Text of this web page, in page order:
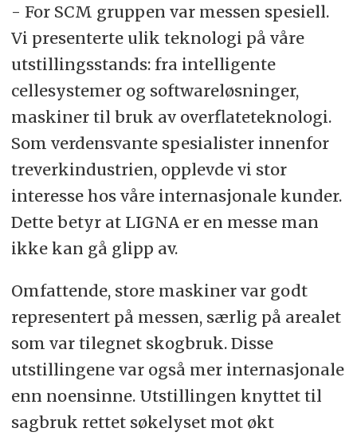
- For SCM gruppen var messen spesiell.
Vi presenterte ulik teknologi på våre
utstillingsstands: fra intelligente
cellesystemer og softwareløsninger,
maskiner til bruk av overflateteknologi.
Som verdensvante spesialister innenfor
treverkindustrien, opplevde vi stor
interesse hos våre internasjonale kunder.
Dette betyr at LIGNA er en messe man
ikke kan gå glipp av.
Omfattende, store maskiner var godt
representert på messen, særlig på arealet
som var tilegnet skogbruk. Disse
utstillingene var også mer internasjonale
enn noensinne. Utstillingen knyttet til
sagbruk rettet søkelyset mot økt